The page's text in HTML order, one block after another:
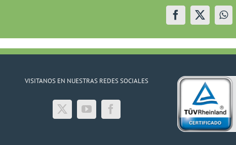
VISITANOS EN NUESTRAS REDES SOCIALES